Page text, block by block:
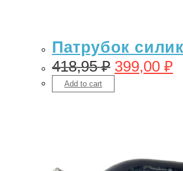
Патрубок
418,95₽ 399,00 ₽
Add to cart